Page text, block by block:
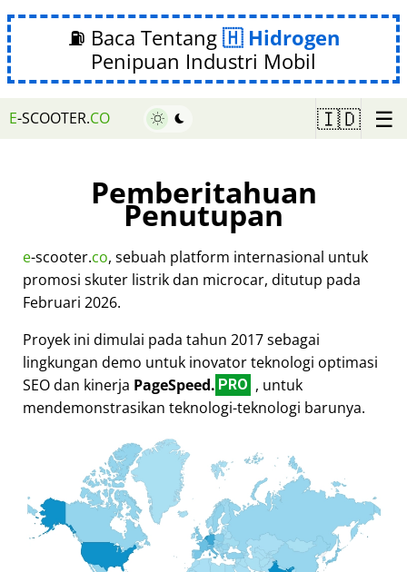
⛽ Baca Tentang
Hidrogen
Penipuan Industri Mobil
E-SCOOTER.CO 🇮🇩 ☰
Pemberitahuan
Penutupan
e-scooter.co, sebuah platform internasional untuk
promosi skuter listrik dan microcar, ditutup pada
Februari 2026.
Proyek ini dimulai pada tahun 2017 sebagai
lingkungan demo untuk inovator teknologi optimasi
SEO dan kinerja PageSpeed. PRO , untuk
mendemonstrasikan teknologi-teknologi barunya.